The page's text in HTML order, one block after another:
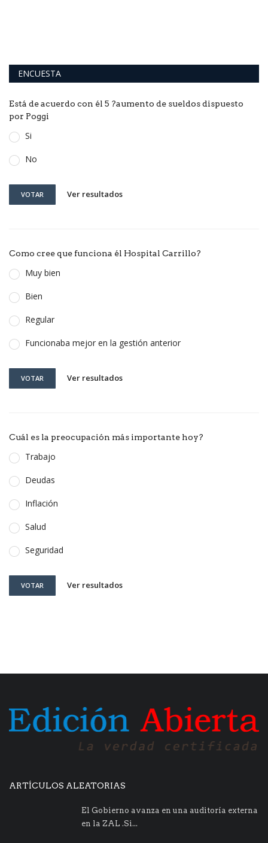
ENCUESTA
Está de acuerdo con él 5 ?aumento de sueldos dispuesto
por Poggi
Si
No
VOTAR Ver resultados
Como cree que funciona él Hospital Carrillo?
Muy bien
Bien
Regular
Funcionaba mejor en la gestión anterior
VOTAR Ver resultados
Cuál es la preocupación más importante hoy?
Trabajo
Deudas
Inflación
Salud
Seguridad
VOTAR Ver resultados
ARTÍCULOS ALEATORIAS
El Gobierno avanza en una auditoría externa
en la ZAL .Si...